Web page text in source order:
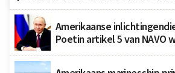
Amerikaanse
Poetin artikel 5 van NAVO